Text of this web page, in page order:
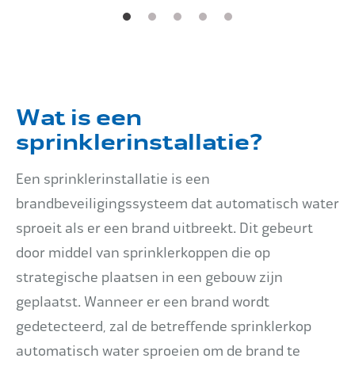
Wat is een
sprinklerinstallatie?
Een sprinklerinstallatie is een
brandbeveiligingssysteem dat automatisch water
sproeit als er een brand uitbreekt. Dit gebeurt
door middel van sprinklerkoppen die op
strategische plaatsen in een gebouw zijn
geplaatst. Wanneer er een brand wordt
gedetecteerd, zal de betreffende sprinklerkop
automatisch water sproeien om de brand te